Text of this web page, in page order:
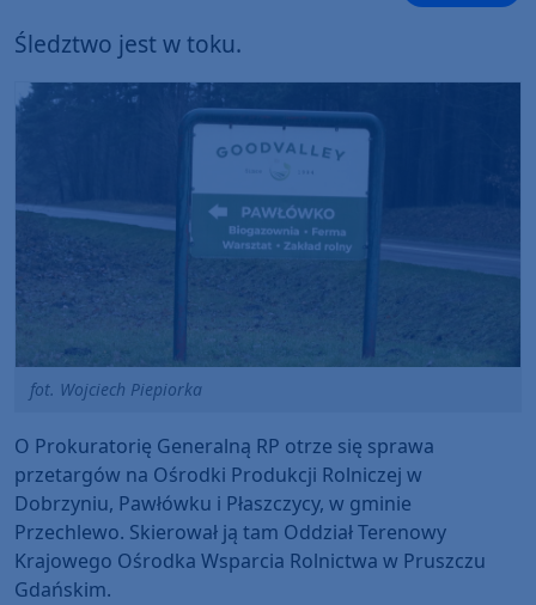
Śledztwo jest w toku.
fot. Wojciech Piepiorka
O Prokuratorię Generalną RP otrze się sprawa
przetargów na Ośrodki Produkcji Rolniczej w
Dobrzyniu, Pawłówku i Płaszczycy, w gminie
Przechlewo. Skierował ją tam Oddział Terenowy
Krajowego Ośrodka Wsparcia Rolnictwa w Pruszczu
Gdańskim.